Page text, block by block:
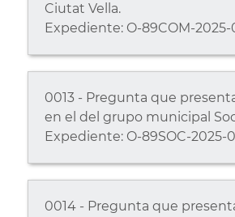
Ciutat Vella.
Expediente: O-89COM-
0013 - Pregunta que
en el del grupo municipal
Expediente: O-89SOC-2025-
0014 - Pregunta que